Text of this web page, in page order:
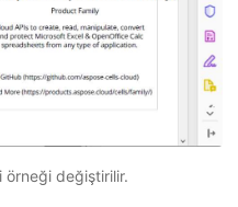
örneği değiştirilir.